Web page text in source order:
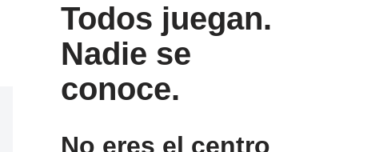
Todos juegan.
Nadie se
conoce.
No eres el centro